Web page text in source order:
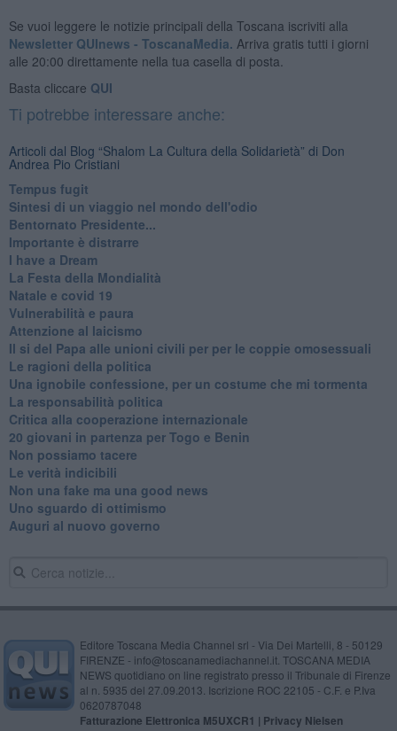
Se vuoi leggere le notizie principali della Toscana iscriviti alla
Newsletter QUInews - ToscanaMedia. Arriva gratis tutti i giorni
alle 20:00 direttamente nella tua casella di posta.
Basta cliccare QUI
Ti potrebbe interessare anche:
Articoli dal Blog “Shalom La Cultura della Solidarietà” di Don
Andrea Pio Cristiani
​Tempus fugit
​Sintesi di un viaggio nel mondo dell'odio
Bentornato Presidente...
Importante è distrarre
​I have a Dream
La Festa della Mondialità
Natale e covid 19
Vulnerabilità e paura
Attenzione al laicismo
Il si del Papa alle unioni civili per per le coppie omosessuali
Le ragioni della politica
​Una ignobile confessione, per un costume che mi tormenta
La responsabilità politica
Critica alla cooperazione internazionale
20 giovani in partenza per Togo e Benin
​Non possiamo tacere
​Le verità indicibili
Non una fake ma una good news
Uno sguardo di ottimismo
Auguri al nuovo governo
Editore Toscana Media Channel srl - Via Dei Martelli, 8 - 50129
FIRENZE - info@toscanamediachannel.it. TOSCANA MEDIA
NEWS quotidiano on line registrato presso il Tribunale di Firenze
al n. 5935 del 27.09.2013. Iscrizione ROC 22105 - C.F. e P.Iva
0620787048
Fatturazione Elettronica M5UXCR1 | Privacy Nielsen